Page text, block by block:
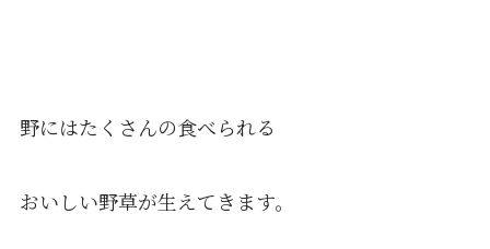
野にはたくさんの食べられる
おいしい野草が生えてきます。